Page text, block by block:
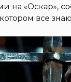
на «Оскар»,
все